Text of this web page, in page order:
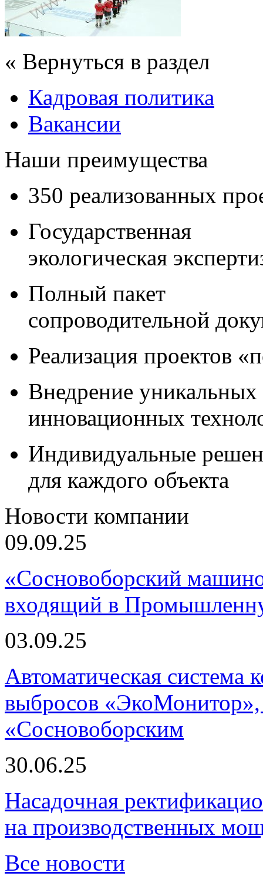
« Вернуться в раздел
Кадровая политика
Вакансии
Наши преимущества
350 реализованных
Государственная
экологическая
Полный пакет
сопроводительной
Реализация проектов
Внедрение уникальных
инновационных
Индивидуальные
для каждого объекта
Новости компании
09.09.25
«Сосновоборский
входящий в
03.09.25
Автоматическая
выбросов «ЭкоМонитор»,
«Сосновоборским
30.06.25
Насадочная
на производственных
Все новости